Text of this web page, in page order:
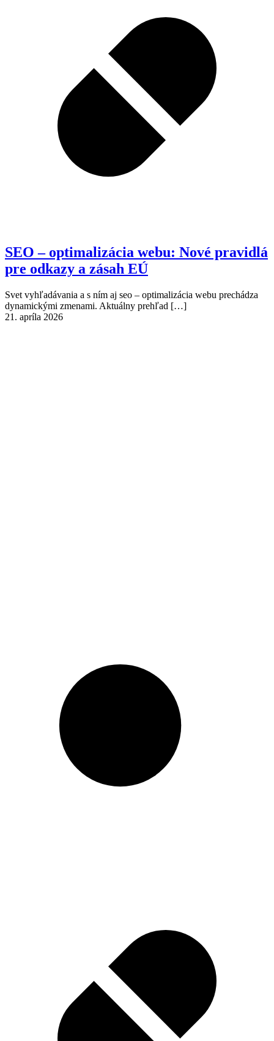
SEO – optimalizácia webu: Nové pravidlá
pre odkazy a zásah EÚ
Svet vyhľadávania a s ním aj seo – optimalizácia webu prechádza
dynamickými zmenami. Aktuálny prehľad […]
21. apríla 2026